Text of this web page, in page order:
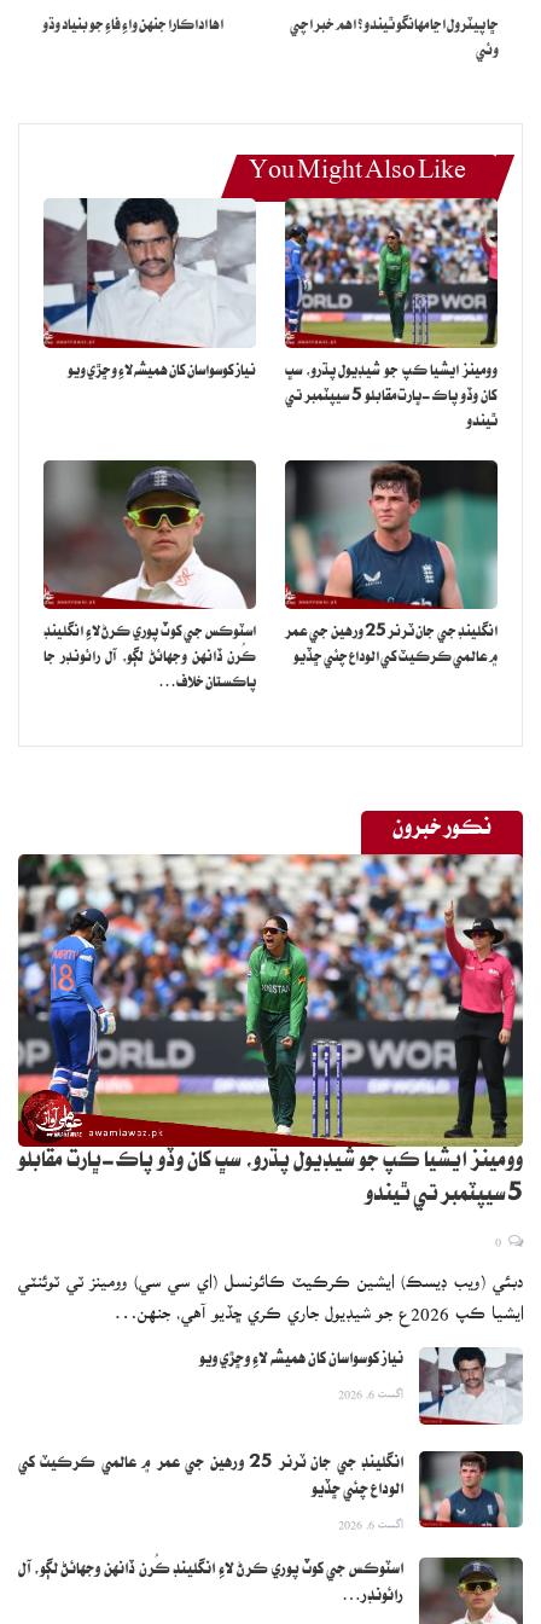
ڇا پيٽرول اڃا مهانگو ٿيندو؟ اهم خبر اچي
وئي
اها اداڪارا جنهن واءِ فاءِ جو بنياد وڌو
You Might Also Like
وومينز ايشيا ڪپ جو شيڊيول پڌرو، سڀ
کان وڏو پاڪ-ڀارت مقابلو 5 سيپٽمبر تي
ٿيندو
نياز کوسواسان کان هميشه لاءِ وڇڙي ويو
انگلينڊ جي جان ٽرنر 25 ورهين جي عمر
۾ عالمي ڪرڪيٽ کي الوداع چئي ڇڏيو
اسٽوڪس جي کوٽ پوري ڪرڻ لاءِ انگلينڊ
ڪُرن ڏانهن وجهائڻ لڳو، آل رائونڊر جا
پاڪستان خلاف…
نڪور خبرون
وومينز ايشيا ڪپ جو شيڊيول پڌرو، سڀ کان وڏو پاڪ-ڀارت مقابلو
5 سيپٽمبر تي ٿيندو
دبئي (ويب ڊيسڪ) ايشين ڪرڪيٽ ڪائونسل (اي سي سي) وومينز ٽي ٽوئنٽي
ايشيا ڪپ 2026ع جو شيڊيول جاري ڪري ڇڏيو آهي، جنهن…
نياز کوسواسان کان هميشه لاءِ وڇڙي ويو
اگست 6, 2026
انگلينڊ جي جان ٽرنر 25 ورهين جي عمر ۾ عالمي ڪرڪيٽ کي
الوداع چئي ڇڏيو
اگست 6, 2026
اسٽوڪس جي کوٽ پوري ڪرڻ لاءِ انگلينڊ ڪُرن ڏانهن وجهائڻ لڳو، آل
رائونڊر…